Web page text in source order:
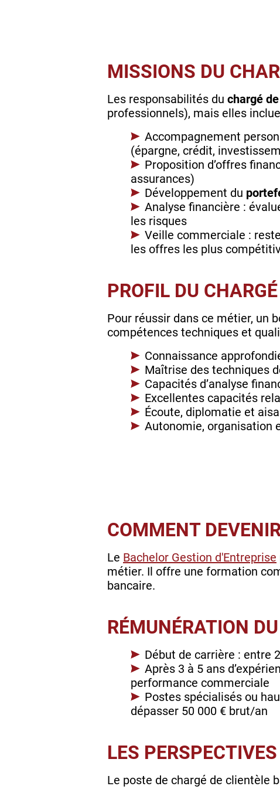
MISSIONS DU
Les responsabilités du chargé
professionnels), mais elles
Accompagnement
(épargne, crédit,
Proposition d’offres
assurances)
Développement du
Analyse financière :
les risques
Veille commerciale :
les offres les plus
PROFIL DU
Pour réussir dans ce métier, un
compétences techniques et
Connaissance
Maîtrise des techniques
Capacités d’analyse
Excellentes capacités
Écoute, diplomatie et
Autonomie, organisation
COMMENT
Le Bachelor Gestion d'Entreprise
métier. Il offre une formation
bancaire.
RÉMUNÉRATION
Début de carrière : entre
Après 3 à 5 ans
performance commerciale
Postes spécialisés ou
dépasser 50 000 € brut/an
LES
Le poste de chargé de clientèle